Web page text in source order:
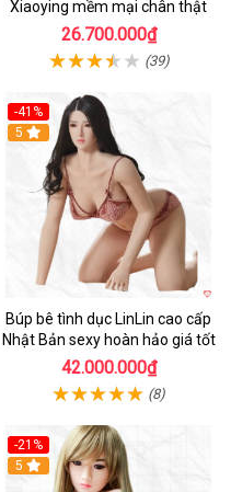
Xiaoying mềm mại chân thật
26.700.000₫
(39)
-41%
5
Búp bê tình dục LinLin cao cấp
Nhật Bản sexy hoàn hảo giá tốt
42.000.000₫
(8)
-21%
5